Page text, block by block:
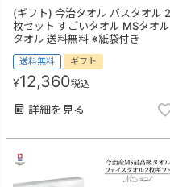
(ギフト) 今治タオル バスタオル 2
枚セット すごいタオル MSタオル
タオル 送料無料 ※紙袋付き
送料無料 ギフト
¥12,360税込
詳細を見る